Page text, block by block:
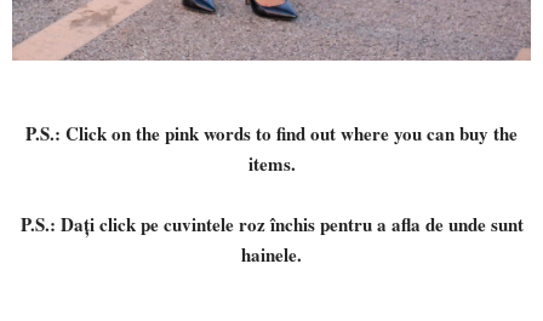
P.S.: Click on the pink words to find out where you can buy the
items.
P.S.: Dați click pe cuvintele roz închis pentru a afla de unde sunt
hainele.